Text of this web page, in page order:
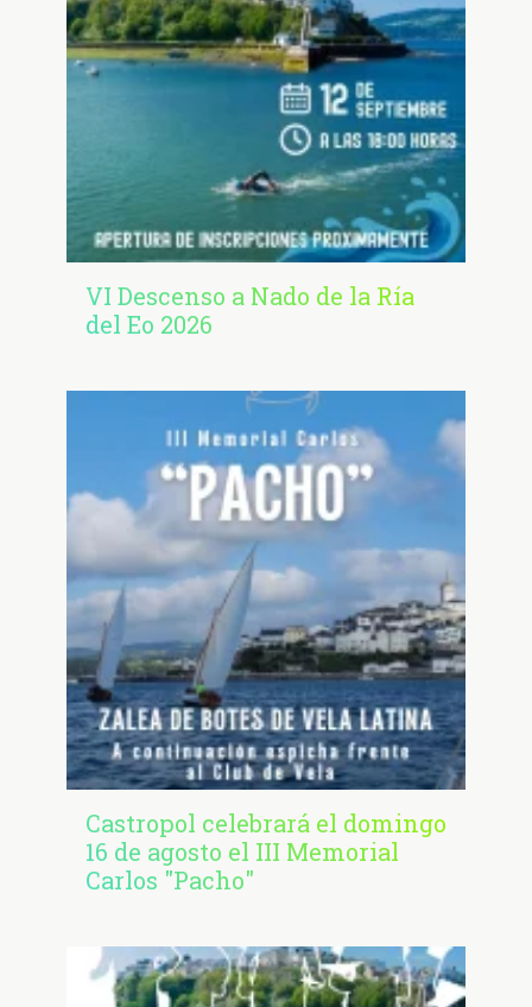
VI Descenso a Nado de la Ría
del Eo 2026
Castropol celebrará el domingo
16 de agosto el III Memorial
Carlos "Pacho"